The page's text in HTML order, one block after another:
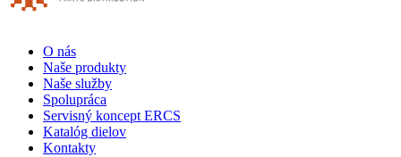
O nás
Naše produkty
Naše služby
Spolupráca
Servisný koncept ERCS
Katalóg dielov
Kontakty